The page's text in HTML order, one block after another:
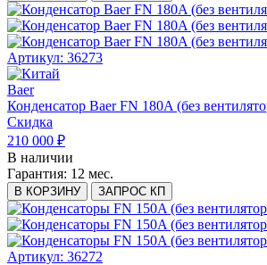
Артикул: 36273
Baer
Конденсатор Baer FN 180A (без
Скидка
210 000 ₽
В наличии
Гарантия: 12 мес.
В КОРЗИНУ ЗАПРОС КП
Артикул: 36272